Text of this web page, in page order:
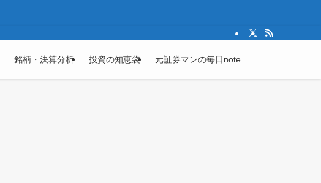
銘柄・決算分析 投資の知恵袋 元証券マンの毎日note